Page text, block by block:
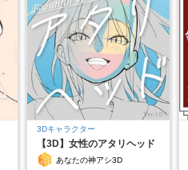
3Dキャラクター
【3D】女性のアタリヘッド
Ver.1.0.1あなたの神アシ3D